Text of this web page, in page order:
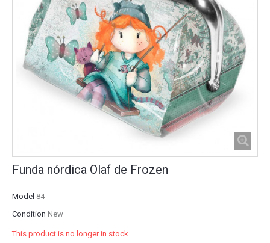
Funda nórdica Olaf de Frozen
Model 84
Condition New
This product is no longer in stock